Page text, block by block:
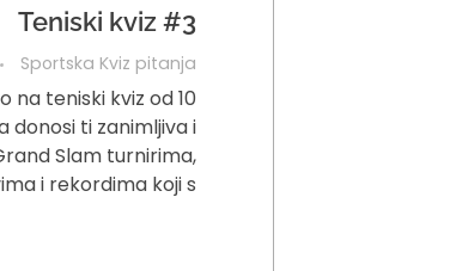
Teniski kviz #3
Sportska Kviz pitanja
na teniski kviz od 10
donosi ti zanimljiva i
Slam turnirima,
i rekordima koji s